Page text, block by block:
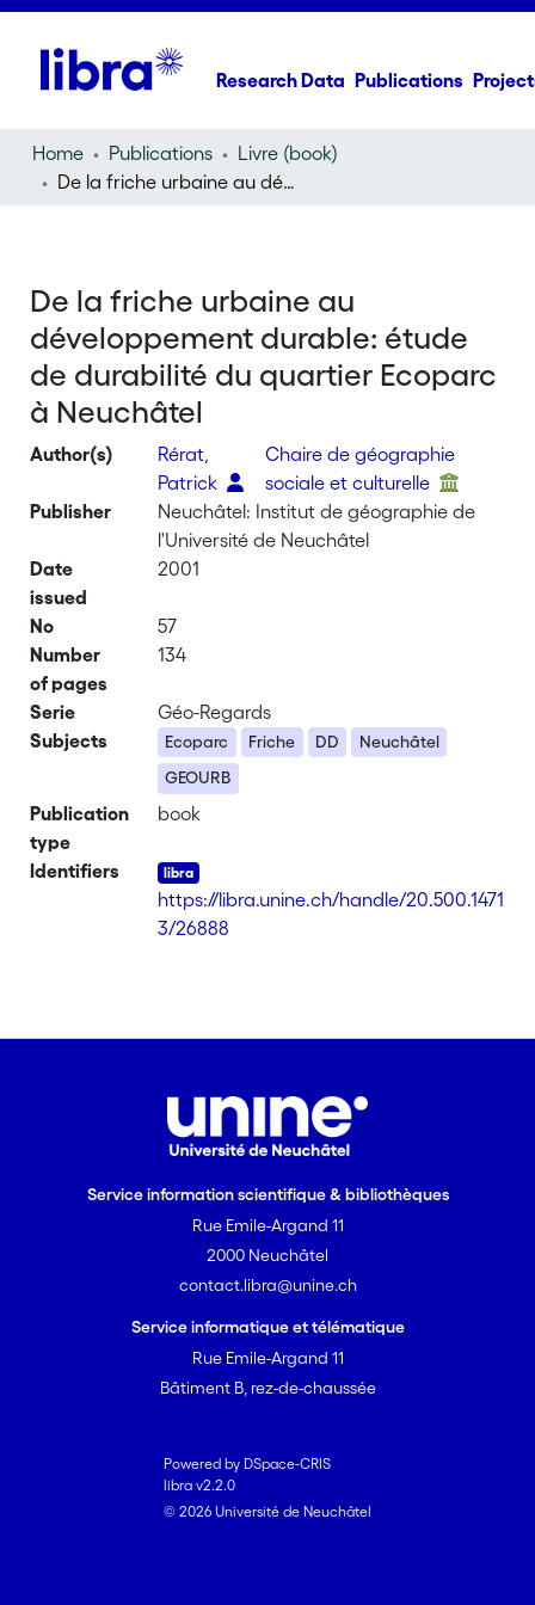
Research Data Publications
Home Publications
Livre (book)
De la friche urbaine au développement durable: étude de durabilité du quartier Ecoparc à Neuchâtel
De la friche urbaine au
développement durable: étude
de durabilité du quartier Ecoparc
à Neuchâtel
Author(s)
Rérat,
Patrick
Chaire de géographie
sociale et culturelle
Publisher
Neuchâtel: Institut de géographie de
l'Université de Neuchâtel
Date
issued
2001
No
57
Number
of pages
134
Serie
Géo-Regards
Subjects
Ecoparc Friche DD
Neuchâtel
GEOURB
Publication
type
book
Identifiers
https://libra.unine.ch/handle/20.500.1471
3/26888
Service information scientifique & bibliothèques
Rue Emile-Argand 11
2000 Neuchâtel
contact.libra@unine.ch
Service informatique et télématique
Rue Emile-Argand 11
Bâtiment B, rez-de-chaussée
Powered by DSpace-CRIS
libra v2.2.0
© 2026 Université de Neuchâtel